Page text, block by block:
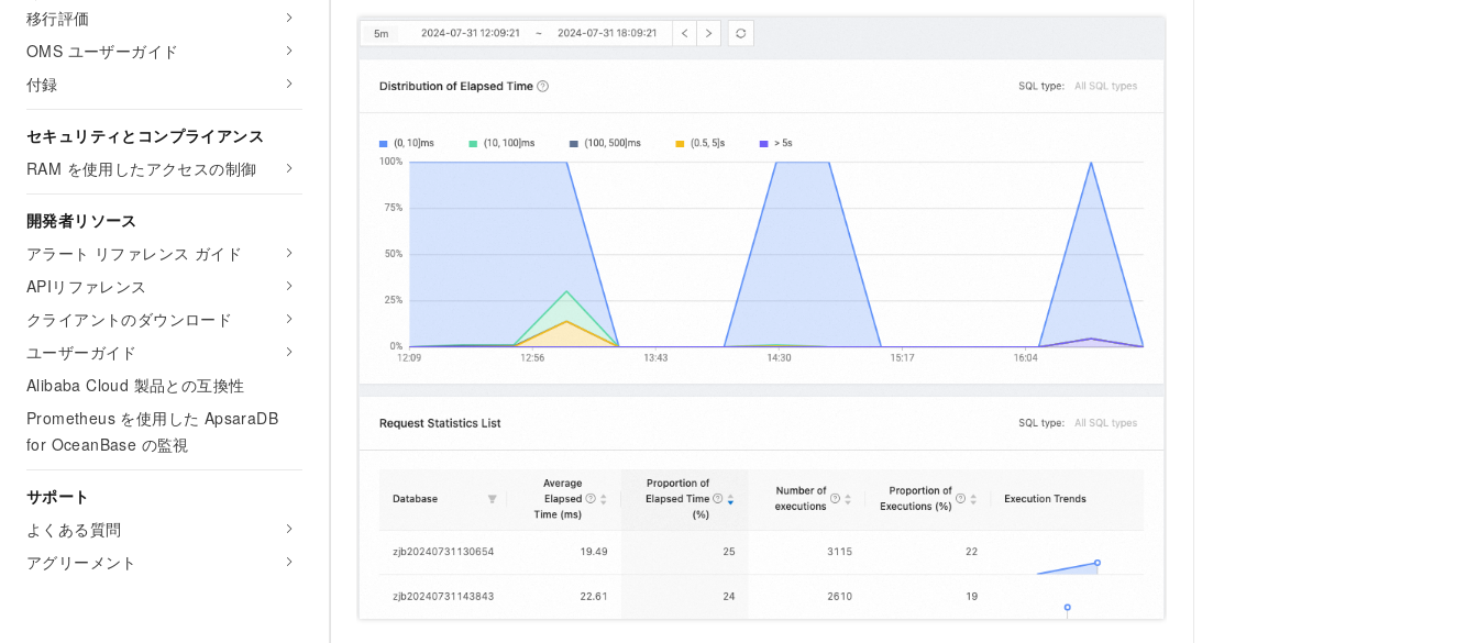
移行評価
OMS ユーザーガイド
付録
セキュリティとコンプライアンス
RAM を使用したアクセスの制御
開発者リソース
アラート リファレンス ガイド
APIリファレンス
クライアントのダウンロード
ユーザーガイド
Alibaba Cloud 製品との互換性
Prometheus を使用した ApsaraDB
for OceanBase の監視
サポート
よくある質問
アグリーメント